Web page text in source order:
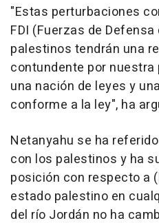
"Estas perturbaciones
FDI (Fuerzas de
palestinos tendrán una
contundente por
una nación de leyes y
conforme a la ley", ha
Netanyahu se ha
con los palestinos y ha
posición con respecto a
estado palestino en
del río Jordán no ha